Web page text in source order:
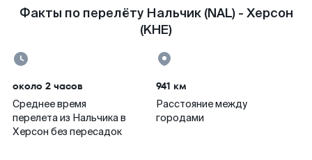
Факты по перелёту Нальчик (NAL) - Херсон
(KHE)
около 2 часов
Среднее время
перелета из Нальчика в
Херсон без пересадок
941 км
Расстояние между
городами